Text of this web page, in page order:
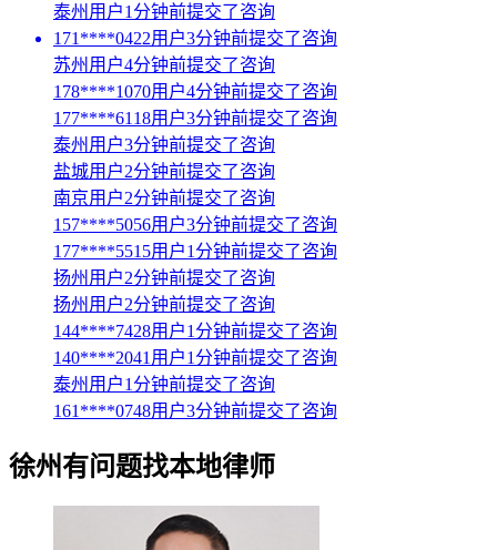
泰州用户1分钟前提交了咨询
171****0422用户3分钟前提交了咨询
苏州用户4分钟前提交了咨询
178****1070用户4分钟前提交了咨询
177****6118用户3分钟前提交了咨询
泰州用户3分钟前提交了咨询
盐城用户2分钟前提交了咨询
南京用户2分钟前提交了咨询
157****5056用户3分钟前提交了咨询
177****5515用户1分钟前提交了咨询
扬州用户2分钟前提交了咨询
扬州用户2分钟前提交了咨询
144****7428用户1分钟前提交了咨询
140****2041用户1分钟前提交了咨询
泰州用户1分钟前提交了咨询
161****0748用户3分钟前提交了咨询
徐州有问题找本地律师